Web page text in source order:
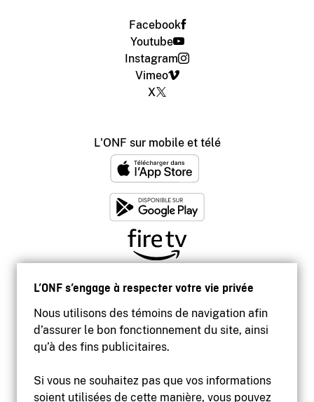
L’ONF s’engage à respecter votre vie privée
Nous utilisons des témoins de navigation afin
d’assurer le bon fonctionnement du site, ainsi
qu’à des fins publicitaires.
Si vous ne souhaitez pas que vos informations
soient utilisées de cette manière, vous pouvez
Facebook
Youtube
Instagram
Vimeo
X
L'ONF sur mobile et télé